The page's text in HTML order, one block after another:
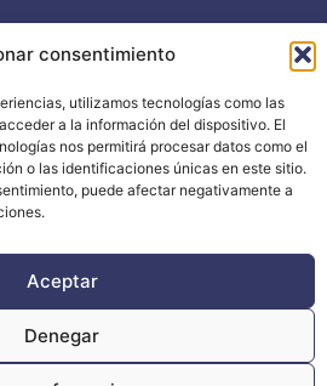
consentimiento
utilizamos tecnologías como las
a la información del dispositivo. El
nos permitirá procesar datos como el
o las identificaciones únicas en este sitio.
puede afectar negativamente a
Aceptar
Denegar
Andaluza de Deportes de Invierno |
derechos reservados